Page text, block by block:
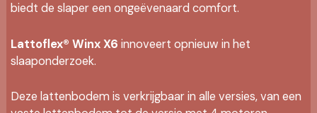
biedt de slaper een ongeëvenaard comfort.
Lattoflex® Winx X6 innoveert opnieuw in het
slaaponderzoek.
Deze lattenbodem is verkrijgbaar in alle versies, van een